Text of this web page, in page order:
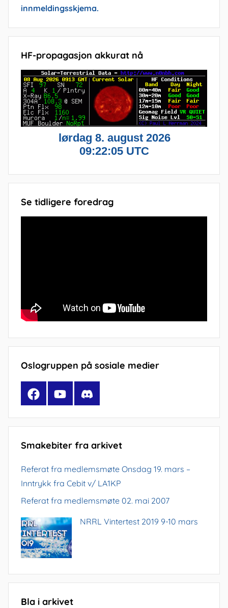
innmeldingsskjema.
HF-propagasjon akkurat nå
Se tidligere foredrag
Oslogruppen på sosiale medier
FacebookYouTubeDiscord
Smakebiter fra arkivet
Referat fra medlemsmøte Onsdag 19. mars –
Inntrykk fra Cebit v/ LA1KP
Referat fra medlemsmøte 02. mai 2007
NRRL Vintertest 2019 9-10 mars
Bla i arkivet